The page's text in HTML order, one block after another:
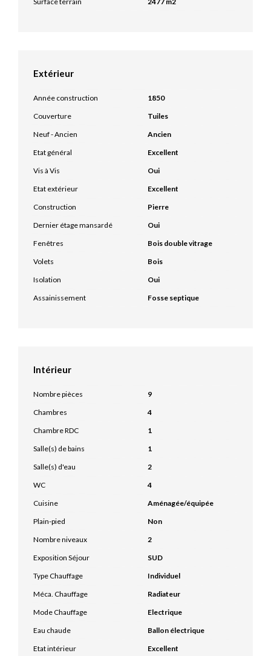
Extérieur
Année construction
1850
Couverture
Tuiles
Neuf - Ancien
Ancien
Etat général
Excellent
Vis à Vis
Oui
Etat extérieur
Excellent
Construction
Pierre
Dernier étage mansardé
Oui
Fenêtres
Bois double vitrage
Volets
Bois
Isolation
Oui
Assainissement
Fosse septique
Intérieur
Nombre pièces
9
Chambres
4
Chambre RDC
1
Salle(s) de bains
1
Salle(s) d'eau
2
WC
4
Cuisine
Aménagée/équipée
Plain-pied
Non
Nombre niveaux
2
Exposition Séjour
SUD
Type Chauffage
Individuel
Méca. Chauffage
Radiateur
Mode Chauffage
Electrique
Eau chaude
Ballon électrique
Etat intérieur
Excellent